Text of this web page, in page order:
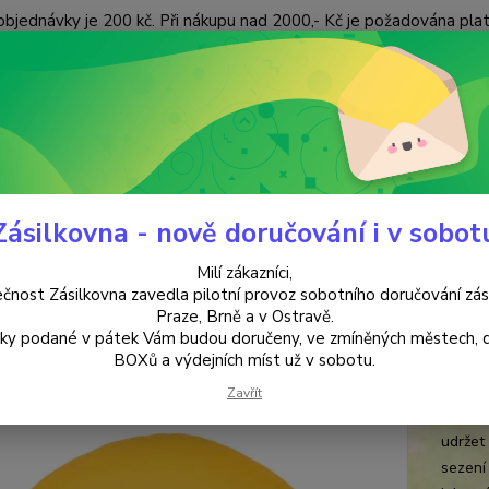
je 200 kč. Při nákupu nad 2000,- Kč je požadována
KONTAKTY
Hledat
(Po-
POLŠTÁŘE Meditační polštář - 3. čakra
polštář - 3. čakra
- nově doručování i v
Milí zákazníci,
Zásilkovna zavedla pilotní provoz sobotního doručování
Praze, Brně a v Ostravě.
podané v pátek Vám budou doručeny, ve zmíněných městech,
BOXů a výdejních míst už v sobotu.
Zavřít